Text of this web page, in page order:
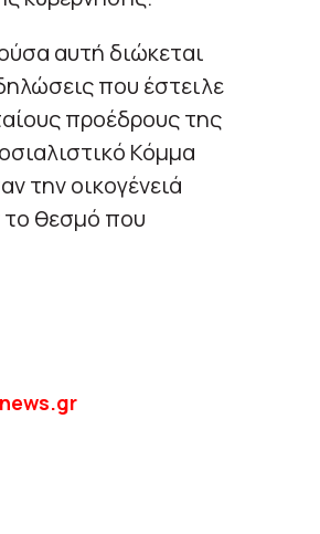
αυτή διώκεται
που έστειλε
προέδρους της
Κόμμα
την οικογένειά
το θεσμό που